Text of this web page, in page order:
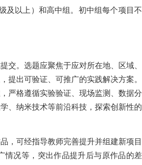
及以上）和高中组。初中组每个项目不
交。选题应聚焦于应对所在地、区域、
提出可验证、可推广的实践解决方案。
严格遵循实验验证、现场监测、数据分
、纳米技术等前沿科技，探索创新性的
，可经指导教师完善提升并组建新项目
情况等，突出作品提升后与原作品的差